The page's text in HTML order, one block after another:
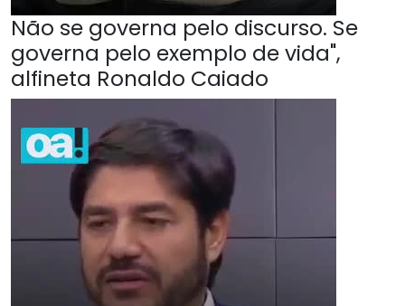
Não se governa pelo discurso. Se
governa pelo exemplo de vida",
alfineta Ronaldo Caiado